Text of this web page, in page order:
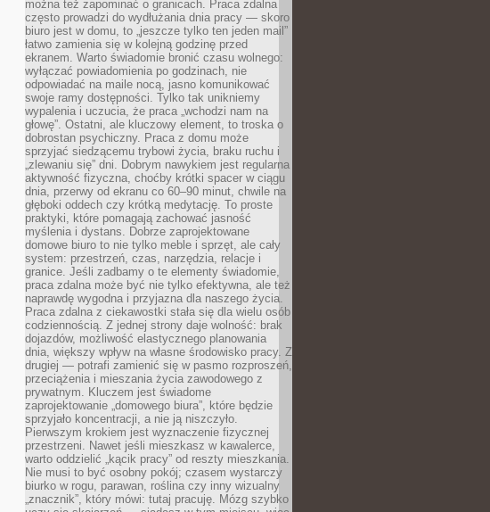
można też zapominać o granicach. Praca zdalna
często prowadzi do wydłużania dnia pracy — skoro
biuro jest w domu, to „jeszcze tylko ten jeden mail”
łatwo zamienia się w kolejną godzinę przed
ekranem. Warto świadomie bronić czasu wolnego:
wyłączać powiadomienia po godzinach, nie
odpowiadać na maile nocą, jasno komunikować
swoje ramy dostępności. Tylko tak unikniemy
wypalenia i uczucia, że praca „wchodzi nam na
głowę”. Ostatni, ale kluczowy element, to troska o
dobrostan psychiczny. Praca z domu może
sprzyjać siedzącemu trybowi życia, braku ruchu i
„zlewaniu się” dni. Dobrym nawykiem jest regularna
aktywność fizyczna, choćby krótki spacer w ciągu
dnia, przerwy od ekranu co 60–90 minut, chwile na
głęboki oddech czy krótką medytację. To proste
praktyki, które pomagają zachować jasność
myślenia i dystans. Dobrze zaprojektowane
domowe biuro to nie tylko meble i sprzęt, ale cały
system: przestrzeń, czas, narzędzia, relacje i
granice. Jeśli zadbamy o te elementy świadomie,
praca zdalna może być nie tylko efektywna, ale też
naprawdę wygodna i przyjazna dla naszego życia.
Praca zdalna z ciekawostki stała się dla wielu osób
codziennością. Z jednej strony daje wolność: brak
dojazdów, możliwość elastycznego planowania
dnia, większy wpływ na własne środowisko pracy. Z
drugiej — potrafi zamienić się w pasmo rozproszeń,
przeciążenia i mieszania życia zawodowego z
prywatnym. Kluczem jest świadome
zaprojektowanie „domowego biura”, które będzie
sprzyjało koncentracji, a nie ją niszczyło.
Pierwszym krokiem jest wyznaczenie fizycznej
przestrzeni. Nawet jeśli mieszkasz w kawalerce,
warto oddzielić „kącik pracy” od reszty mieszkania.
Nie musi to być osobny pokój; czasem wystarczy
biurko w rogu, parawan, roślina czy inny wizualny
„znacznik”, który mówi: tutaj pracuję. Mózg szybko